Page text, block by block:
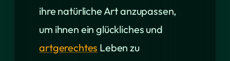
ihre natürliche Art anzupassen,
um ihnen ein glückliches und
artgerechtes Leben zu